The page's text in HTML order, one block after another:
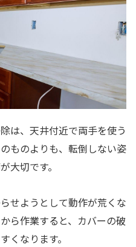
は、天井付近で両手を使う
ものよりも、転倒しない姿
大切です。
せようとして動作が荒くな
ら作業すると、カバーの破
くなります。